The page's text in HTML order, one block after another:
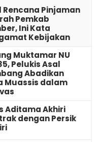
Rencana Pinjaman
Pemkab
Ini Kata
Kebijakan
Muktamar NU
Pelukis Asal
Abadikan
Muassis dalam
Aditama Akhiri
dengan Persik